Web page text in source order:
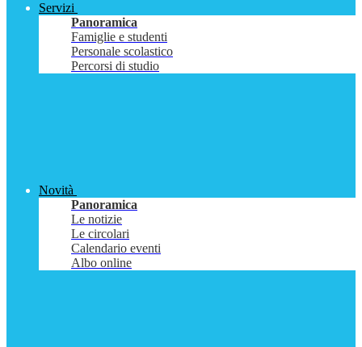
Servizi
Panoramica
Famiglie e studenti
Personale scolastico
Percorsi di studio
Novità
Panoramica
Le notizie
Le circolari
Calendario eventi
Albo online